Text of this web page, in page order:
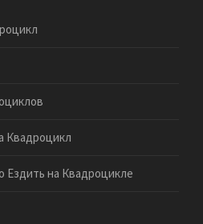
Квадроцикл
на Квадроцикле